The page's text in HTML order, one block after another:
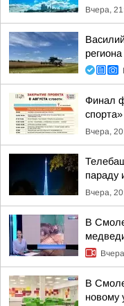
Вчера,
Финал
спорта»
Вчера,
параду
Вчера,
В
В
новому